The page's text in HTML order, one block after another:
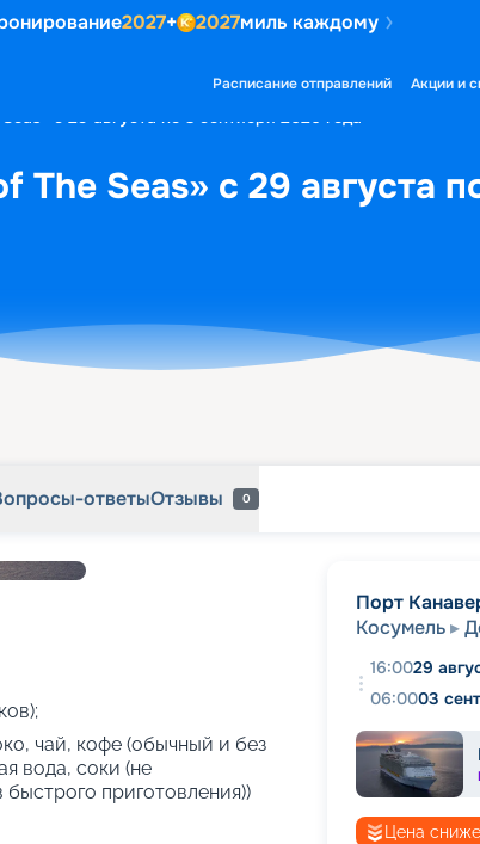
2027+ 2027миль каждому
Расписание отправлений Акции и
с 29 августа по 3 сентября 2026 года
The Seas» с 29 августа
ответыОтзывы 0
чай, кофе (обычный и без
вода, соки (не
приготовления))
Порт
Косумель
16:0029
06:0003
Цена